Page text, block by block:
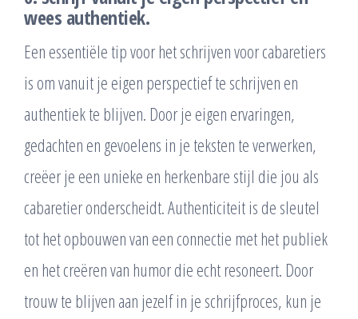
wees authentiek.
Een essentiële tip voor het schrijven voor cabaretiers
is om vanuit je eigen perspectief te schrijven en
authentiek te blijven. Door je eigen ervaringen,
gedachten en gevoelens in je teksten te verwerken,
creëer je een unieke en herkenbare stijl die jou als
cabaretier onderscheidt. Authenticiteit is de sleutel
tot het opbouwen van een connectie met het publiek
en het creëren van humor die echt resoneert. Door
trouw te blijven aan jezelf in je schrijfproces, kun je